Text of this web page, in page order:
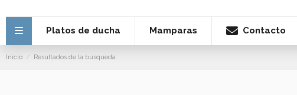
Platos de ducha Mamparas Contacto
Inicio Resultados de la búsqueda